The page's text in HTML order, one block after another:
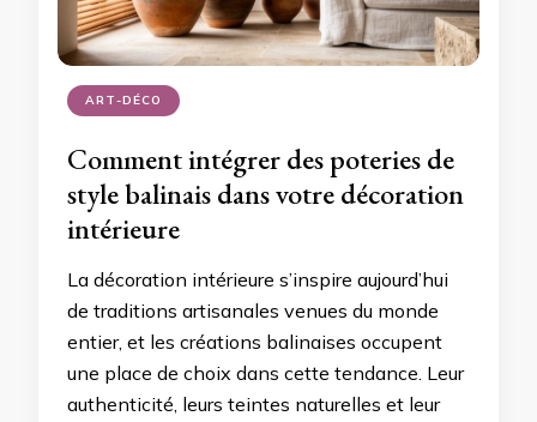
ART-DÉCO
Comment intégrer des poteries de
style balinais dans votre décoration
intérieure
La décoration intérieure s’inspire aujourd’hui
de traditions artisanales venues du monde
entier, et les créations balinaises occupent
une place de choix dans cette tendance. Leur
authenticité, leurs teintes naturelles et leur